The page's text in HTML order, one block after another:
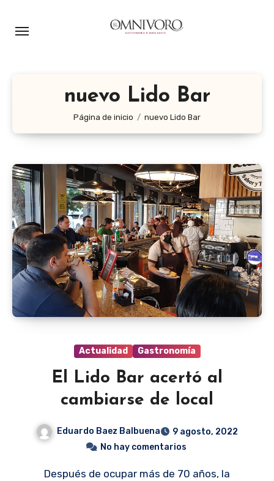
nuevo Lido Bar
Página de inicio nuevo Lido Bar
Actualidad Gastronomía
El Lido Bar acertó al
cambiarse de local
Eduardo Baez Balbuena
9 agosto, 2022
No hay comentarios
Después de ocupar más de 70 años, la